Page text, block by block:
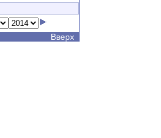
Вверх